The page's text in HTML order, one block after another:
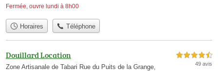
Fermée, ouvre lundi à 8h00
Horaires Téléphone
Douillard Location
Zone Artisanale de Tabari Rue du Puits de la Grange,
4,5 étoiles sur 5
49 avis